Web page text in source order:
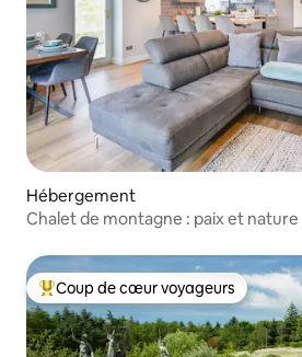
Hébergement
Chalet de montagne : paix et nature
Coups de cœur voyageurs les plus
Coup de cœur voyageurs